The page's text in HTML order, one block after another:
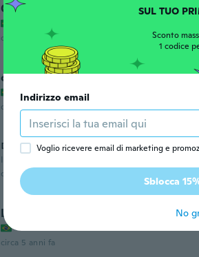
Cristiane
circa 5 anni fa
claudinei
circa 5 anni fa
미리
Iscrizione dal 2020
circa 5 anni fa
Lais
Iscrizione dal 2019
circa 5 anni fa
SUL TUO
Sconto
1 codice
Indirizzo email
Voglio ricevere email di marketing e
Sblocca
No